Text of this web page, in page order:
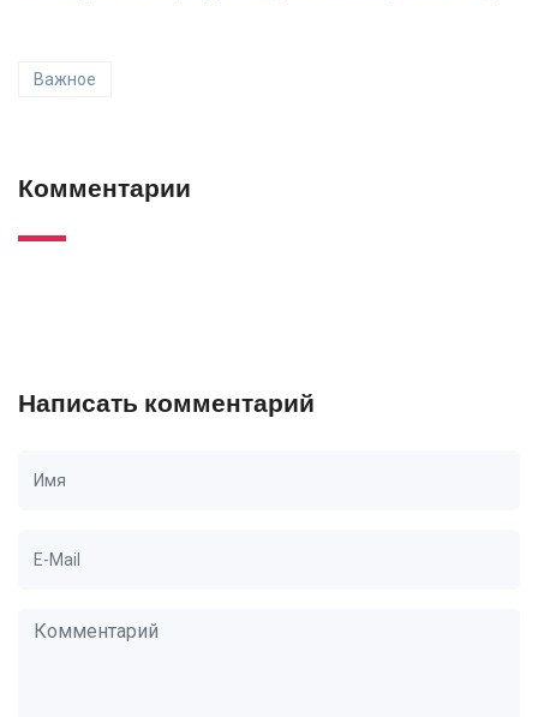
Важное
Комментарии
Написать комментарий